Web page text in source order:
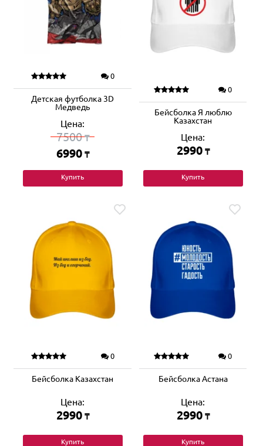
0
Детская футболка 3D
Медведь
Цена:
7500₸
6990 ₸
Купить
0
Бейсболка Я люблю
Казахстан
Цена:
2990 ₸
Купить
0
Бейсболка Казахстан
Цена:
2990 ₸
Купить
0
Бейсболка Астана
Цена:
2990 ₸
Купить